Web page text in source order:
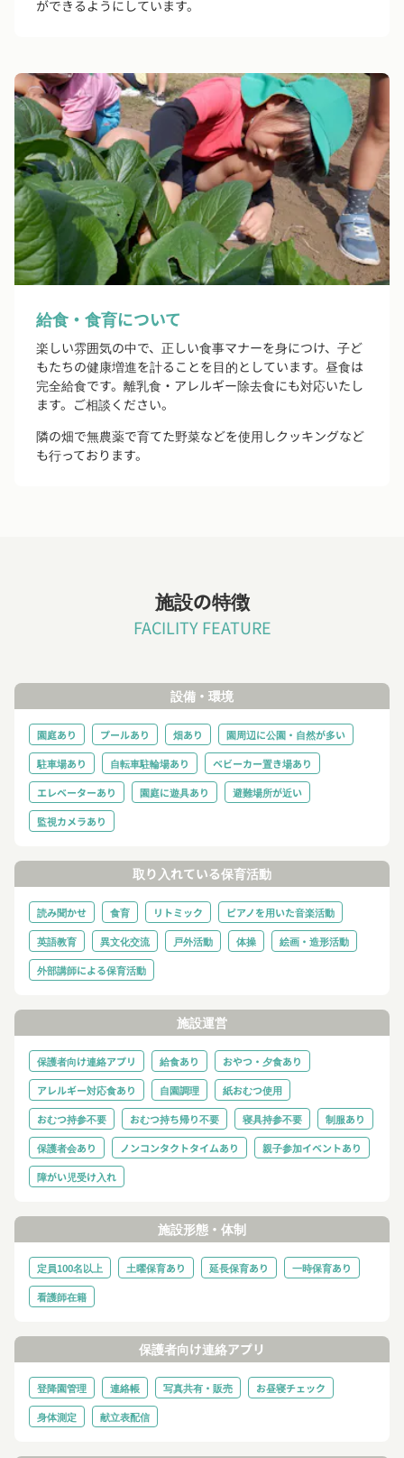
ができるようにしています。
給食・食育について
楽しい雰囲気の中で、正しい食事マナーを身につけ、子ど
もたちの健康増進を計ることを目的としています。昼食は
完全給食です。離乳食・アレルギー除去食にも対応いたし
ます。ご相談ください。
隣の畑で無農薬で育てた野菜などを使用しクッキングなど
も行っております。
施設の特徴
FACILITY FEATURE
設備・環境
園庭あり プールあり 畑あり
園周辺に公園・自然が多い
駐車場あり
自転車駐輪場あり
ベビーカー置き場あり
エレベーターあり
園庭に遊具あり
避難場所が近い
監視カメラあり
取り入れている保育活動
読み聞かせ 食育 リトミック
ピアノを用いた音楽活動
英語教育
異文化交流 戸外活動 体操
絵画・造形活動
外部講師による保育活動
施設運営
保護者向け連絡アプリ 給食あり
おやつ・夕食あり
アレルギー対応食あり
自園調理
紙おむつ使用
おむつ持参不要
おむつ持ち帰り不要 寝具持参不要
制服あり
保護者会あり
ノンコンタクトタイムあり
親子参加イベントあり
障がい児受け入れ
施設形態・体制
定員100名以上 土曜保育あり 延長保育あり
一時保育あり
看護師在籍
保護者向け連絡アプリ
登降園管理 連絡帳 写真共有・販売
お昼寝チェック
身体測定
献立表配信